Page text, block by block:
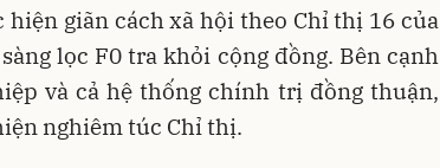
hiện giãn cách xã hội theo Chỉ thị 16 của
lọc F0 tra khỏi cộng đồng. Bên cạnh
và cả hệ thống chính trị đồng thuận,
nghiêm túc Chỉ thị.